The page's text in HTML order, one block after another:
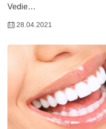
Vedie…
28.04.2021